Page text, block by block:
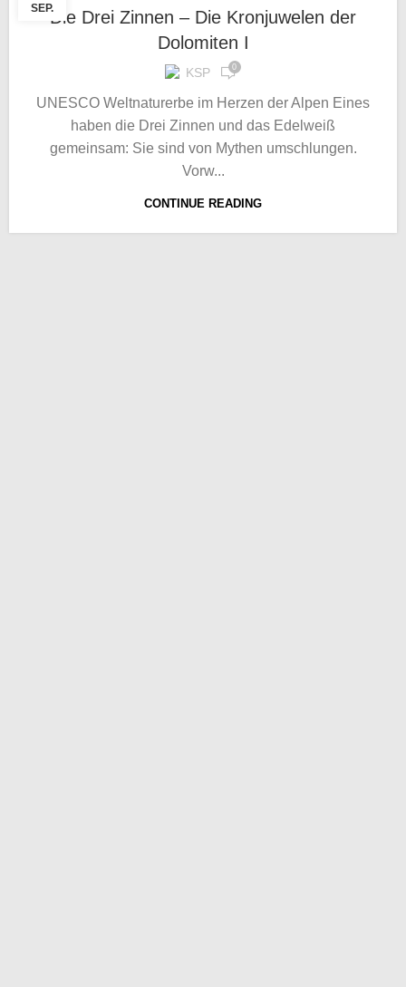
SEP.Die Drei Zinnen – Die Kronjuwelen der
Dolomiten I
KSP 0
UNESCO Weltnaturerbe im Herzen der Alpen Eines
haben die Drei Zinnen und das Edelweiß
gemeinsam: Sie sind von Mythen umschlungen.
Vorw...
CONTINUE READING